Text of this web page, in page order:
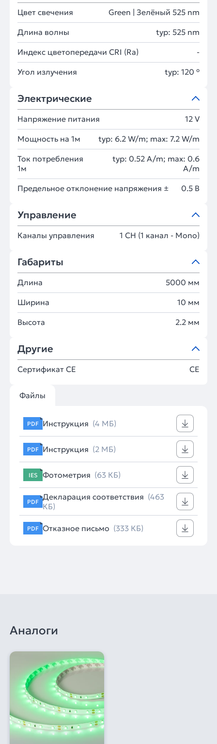
Цвет свечения Green | Зелёный 525 nm
Длина волны typ: 525 nm
Индекс цветопередачи CRI (Ra) -
Угол излучения typ: 120 °
Электрические
Напряжение питания 12 V
Мощность на 1м typ: 6.2 W/m; max: 7.2 W/m
Ток потребления
1м
typ: 0.52 A/m; max: 0.6
A/m
Предельное отклонение напряжения ± 0.5 В
Управление
Каналы управления 1 CH (1 канал - Mono)
Габариты
Длина 5000 мм
Ширина 10 мм
Высота 2.2 мм
Другие
Сертификат CE CE
Файлы
PDF Инструкция (4 МБ)
PDF Инструкция (2 МБ)
IES Фотометрия (63 КБ)
PDF Декларация соответствия (463
КБ)
PDF Отказное письмо (333 КБ)
Аналоги